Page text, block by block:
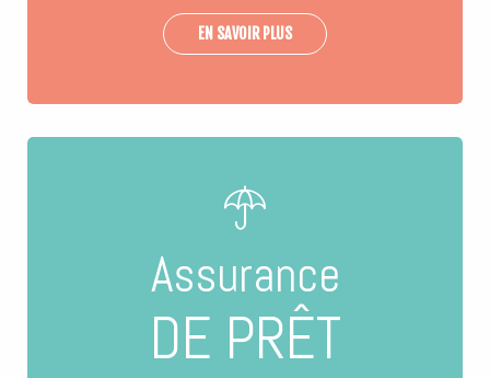
EN SAVOIR PLUS
Assurance
DE PRÊT